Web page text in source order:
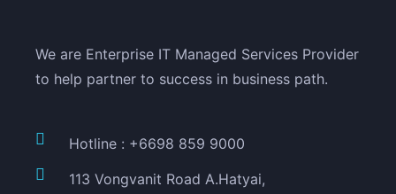
We are Enterprise IT Managed Services Provider
to help partner to success in business path.
Hotline : +6698 859 9000
113 Vongvanit Road A.Hatyai,